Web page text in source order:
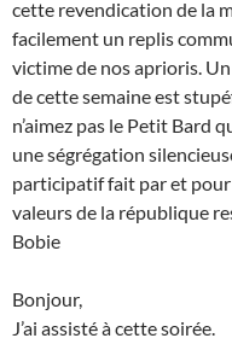
cette revendication de la
facilement un replis
victime de nos aprioris.
de cette semaine est
n’aimez pas le Petit Bard
une ségrégation
participatif fait par et
valeurs de la république
Bobie
Bonjour,
J’ai assisté à cette soirée.